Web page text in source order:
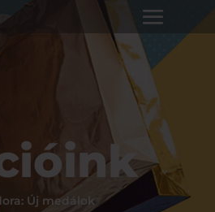
Új medálok